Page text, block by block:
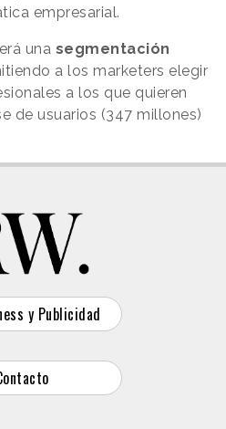
empresarial.
una segmentación
a los marketers elegir
a los que quieren
de usuarios (347 millones)
y Publicidad